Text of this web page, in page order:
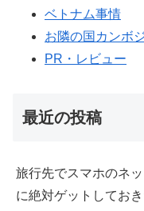
ベトナム事情
お隣の国カンボ
PR・レビュー
最近の投稿
旅行先でスマホのネ
に絶対ゲットしてお